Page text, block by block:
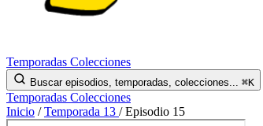
Temporadas Colecciones
Buscar episodios, temporadas, colecciones... ⌘K
Temporadas Colecciones
Inicio / Temporada 13 / Episodio 15